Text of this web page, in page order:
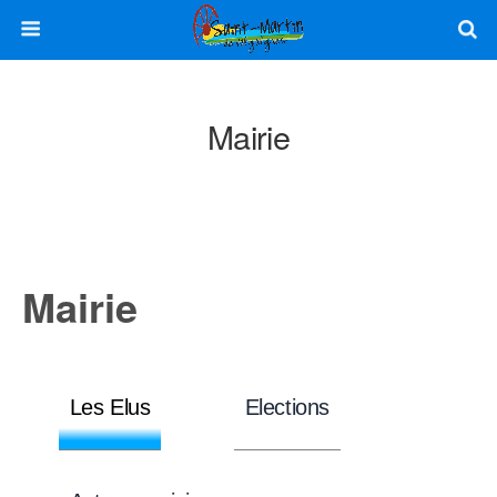
Mairie
Mairie
Les Elus Elections